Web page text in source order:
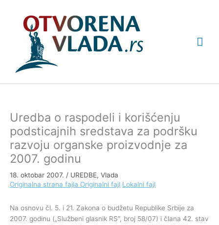
Uredba o raspodeli i korišćenju
podsticajnih sredstava za podršku
razvoju organske proizvodnje za
2007. godinu
18. oktobar 2007. / UREDBE, Vlada
Originalna strana fajla Originalni fajl Lokalni fajl
Na osnovu čl. 5. i 21. Zakona o budžetu Republike Srbije za
2007. godinu („Službeni glasnik RS”, broj 58/07) i člana 42. stav